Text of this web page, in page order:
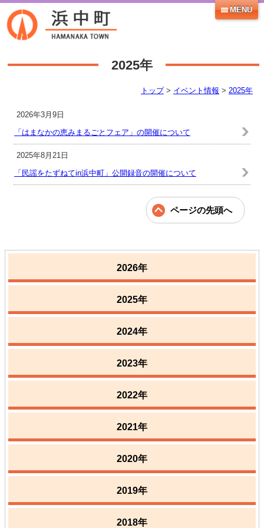
MENU
2025年
トップ> イベント情報 > 2025年
2026年3月9日
「はまなかの恵みまるごとフェア」の開催について
2025年8月21日
「民謡をたずねてin浜中町」公開録音の開催について
ページの先頭へ
2026年
2025年
2024年
2023年
2022年
2021年
2020年
2019年
2018年